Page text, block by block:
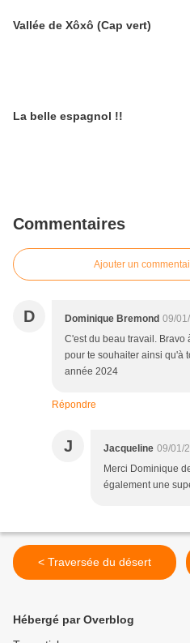
Vallée de Xôxô (Cap vert)
La belle espagnol !!
Commentaires
Ajouter un
D Dominique Bremond 09/
C'est du beau travail. Bravo
pour te souhaiter ainsi qu'à
année 2024
Répondre
J Jacqueline 09/01/
Merci Dominique
également une
< Traversée du désert
Hébergé par Overblog